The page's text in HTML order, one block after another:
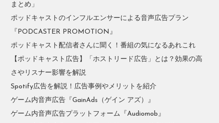
まとめ」
ポッドキャストのインフルエンサーによる音声広告プラン
『PODCASTER PROMOTION』
ポッドキャスト配信者さんに聞く！番組の気になるあれこれ
【ポッドキャスト広告】「ホストリード広告」とは？効果の高
さやリスナー影響を解説
Spotify広告を解説！広告事例やメリットを紹介
ゲーム内音声広告『GainAds（ゲイン アズ）』
ゲーム内音声広告プラットフォーム『Audiomob』